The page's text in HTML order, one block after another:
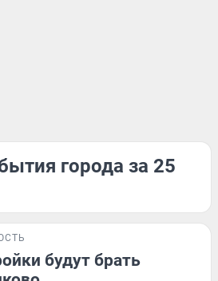
города за 25
будут брать